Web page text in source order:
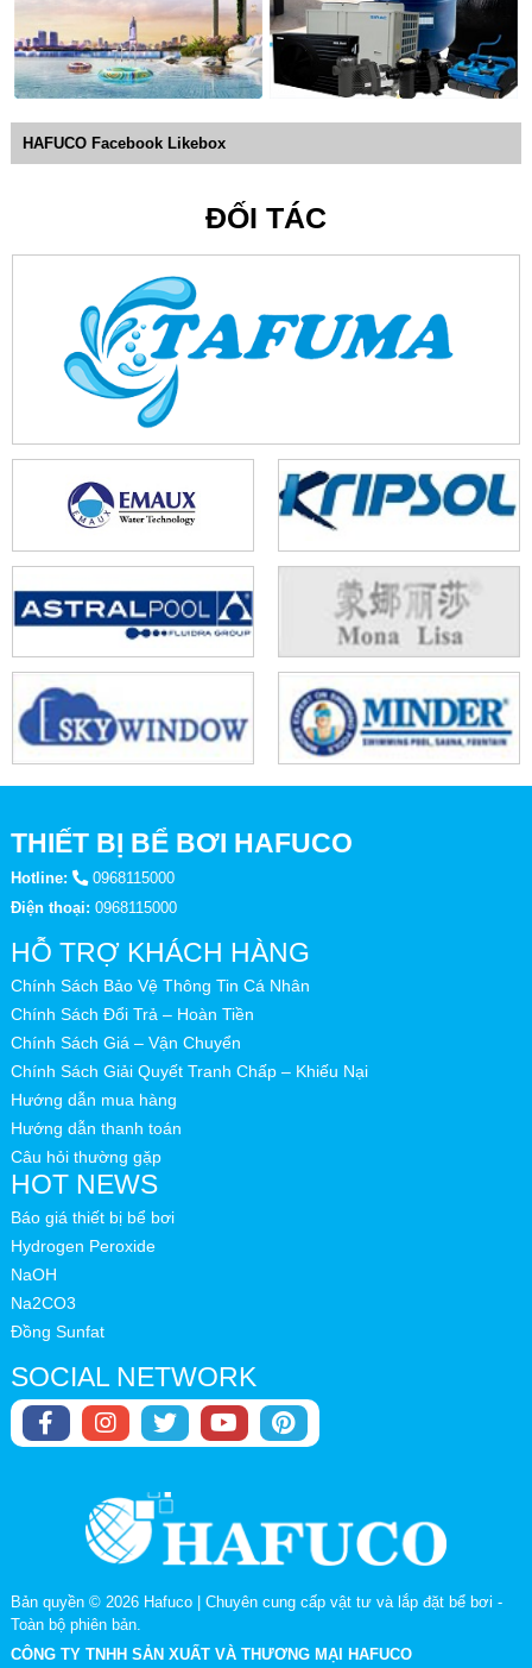
HAFUCO Facebook Likebox
ĐỐI TÁC
THIẾT BỊ BỂ BƠI HAFUCO
Hotline:
0968115000
Điện thoại: 0968115000
HỖ TRỢ KHÁCH HÀNG
Chính Sách Bảo Vệ Thông Tin Cá Nhân
Chính Sách Đổi Trả – Hoàn Tiền
Chính Sách Giá – Vận Chuyển
Chính Sách Giải Quyết Tranh Chấp – Khiếu Nại
Hướng dẫn mua hàng
Hướng dẫn thanh toán
Câu hỏi thường gặp
HOT NEWS
Báo giá thiết bị bể bơi
Hydrogen Peroxide
NaOH
Na2CO3
Đồng Sunfat
SOCIAL NETWORK
Bản quyền © 2026 Hafuco | Chuyên cung cấp vật tư và lắp đặt bể bơi -
Toàn bộ phiên bản.
CÔNG TY TNHH SẢN XUẤT VÀ THƯƠNG MẠI HAFUCO